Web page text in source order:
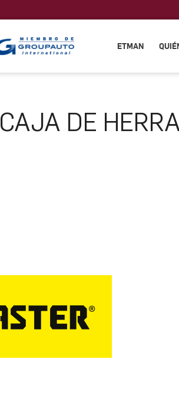
ETMAN
CAJA DE